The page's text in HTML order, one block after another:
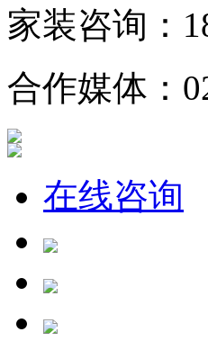
家装咨询：
合作媒体：
在线咨询